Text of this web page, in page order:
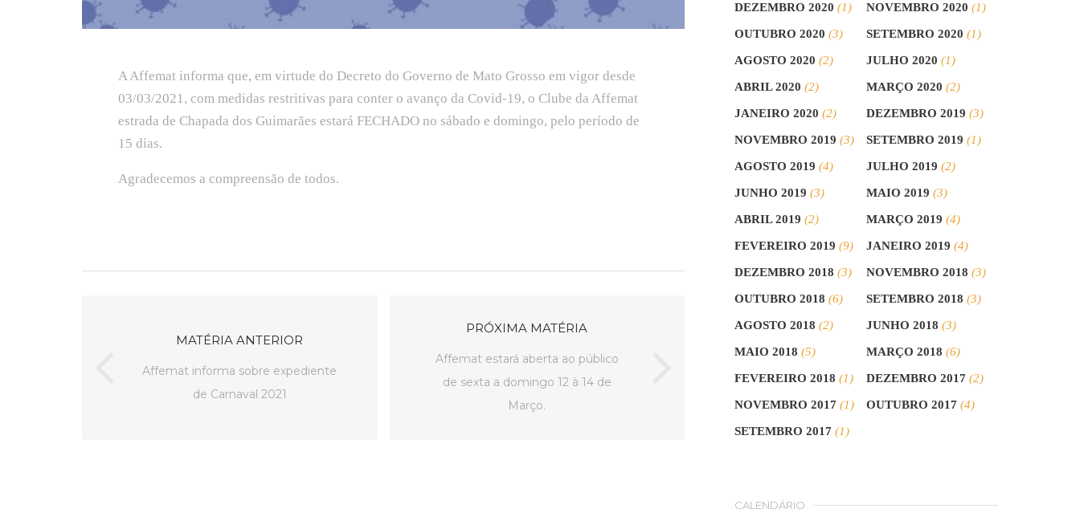
A Affemat informa que, em virtude do Decreto do Governo de Mato Grosso em vigor desde
03/03/2021, com medidas restritivas para conter o avanço da Covid-19, o Clube da Affemat
estrada de Chapada dos Guimarães estará FECHADO no sábado e domingo, pelo período de
15 dias.
Agradecemos a compreensão de todos.
MATÉRIA ANTERIOR
Affemat informa sobre expediente
de Carnaval 2021
PRÓXIMA MATÉRIA
Affemat estará aberta ao público
de sexta a domingo 12 à 14 de
Março.
DEZEMBRO 2020 (1) NOVEMBRO 2020 (1)
OUTUBRO 2020 (3) SETEMBRO 2020 (1)
AGOSTO 2020 (2) JULHO 2020 (1)
ABRIL 2020 (2) MARÇO 2020 (2)
JANEIRO 2020 (2) DEZEMBRO 2019 (3)
NOVEMBRO 2019 (3) SETEMBRO 2019 (1)
AGOSTO 2019 (4) JULHO 2019 (2)
JUNHO 2019 (3) MAIO 2019 (3)
ABRIL 2019 (2) MARÇO 2019 (4)
FEVEREIRO 2019 (9) JANEIRO 2019 (4)
DEZEMBRO 2018 (3) NOVEMBRO 2018 (3)
OUTUBRO 2018 (6) SETEMBRO 2018 (3)
AGOSTO 2018 (2) JUNHO 2018 (3)
MAIO 2018 (5) MARÇO 2018 (6)
FEVEREIRO 2018 (1) DEZEMBRO 2017 (2)
NOVEMBRO 2017 (1) OUTUBRO 2017 (4)
SETEMBRO 2017 (1)
CALENDÁRIO